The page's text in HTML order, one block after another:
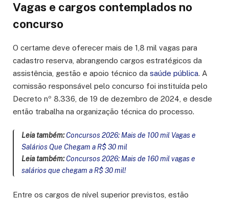
Vagas e cargos contemplados no
concurso
O certame deve oferecer mais de 1,8 mil vagas para
cadastro reserva, abrangendo cargos estratégicos da
assistência, gestão e apoio técnico da saúde pública. A
comissão responsável pelo concurso foi instituída pelo
Decreto nº 8.336, de 19 de dezembro de 2024, e desde
então trabalha na organização técnica do processo.
Leia também: Concursos 2026: Mais de 100 mil Vagas e
Salários Que Chegam a R$ 30 mil
Leia também: Concursos 2026: Mais de 160 mil vagas e
salários que chegam a R$ 30 mil!
Entre os cargos de nível superior previstos, estão